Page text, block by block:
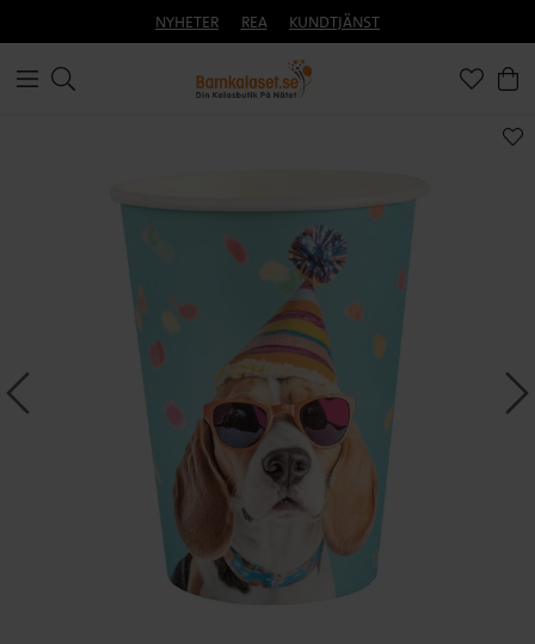
NYHETER REA KUNDTJÄNST